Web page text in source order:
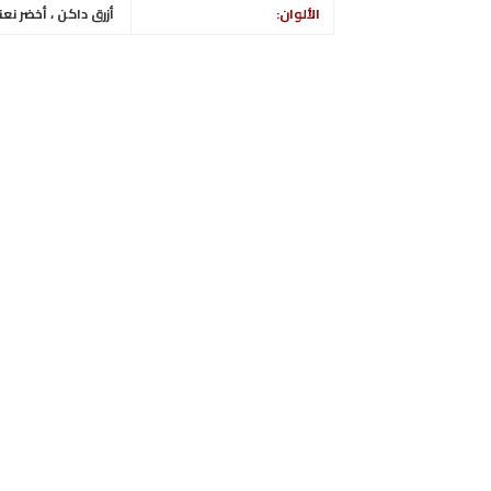
الألوان: أزرق داكن ، أخضر